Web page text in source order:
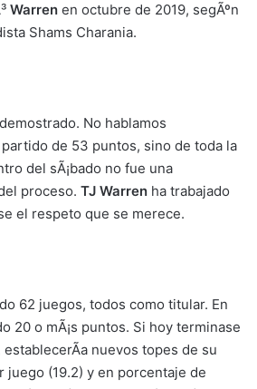
Warren en octubre de 2019, segÃºn
Shams Charania.
No hablamos
de 53 puntos, sino de toda la
del sÃ¡bado no fue una
proceso. TJ Warren ha trabajado
el respeto que se merece.
62 juegos, todos como titular. En
20 o mÃ¡s puntos. Si hoy terminase
nuevos topes de su
juego (19.2) y en porcentaje de